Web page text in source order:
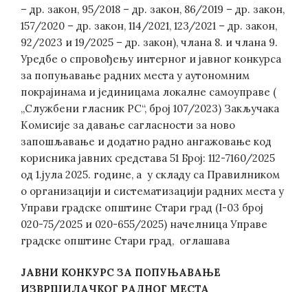
– др. закон, 95/2018 – др. закон, 86/2019 – др. закон,
157/2020 – др. закон, 114/2021, 123/2021 – др. закон,
92/2023 и 19/2025 – др. закон), члана 8. и члана 9.
Уредбе о спровођењу интерног и јавног конкурса
за попуњавање радних места у аутономним
покрајинама и јединицама локалне самоуправе (
„Службени гласник РС“, број 107/2023) Закључака
Комисије за давање сагласности за ново
запошљавање и додатно радно ангажовање код
корисника јавних средстава 51 Број: 112-7160/2025
од 1.јула 2025. године, а у складу са Правилником
о организацији и систематизацији радних места у
Управи градске општине Стари град (I-03 број
020-75/2025 и 020-655/2025) начелница Управе
градске општине Стари град, оглашава
ЈАВНИ КОНКУРС ЗА ПОПУЊАВАЊЕ
ИЗВРШИЛАЧКОГ РАДНОГ МЕСТА